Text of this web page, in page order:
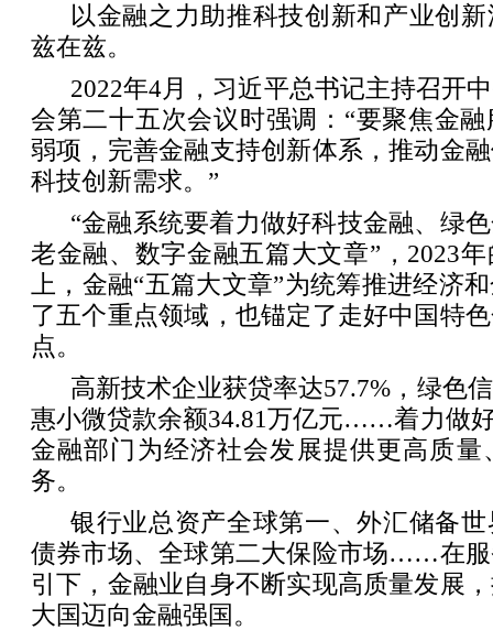
以金融之力助推科技创新和产业创
兹在兹。
2022年4月，习近平总书记主持召开
会第二十五次会议时强调：“要聚焦金
弱项，完善金融支持创新体系，推动金
科技创新需求。”
“金融系统要着力做好科技金融、绿
老金融、数字金融五篇大文章”，2023
上，金融“五篇大文章”为统筹推进经济
了五个重点领域，也锚定了走好中国特
点。
高新技术企业获贷率达57.7%，绿色
惠小微贷款余额34.81万亿元……着力做
金融部门为经济社会发展提供更高质量
务。
银行业总资产全球第一、外汇储备
债券市场、全球第二大保险市场……在
引下，金融业自身不断实现高质量发展
大国迈向金融强国。